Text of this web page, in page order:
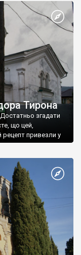
Тирона
згадати
що цей,
рецепт привезли у